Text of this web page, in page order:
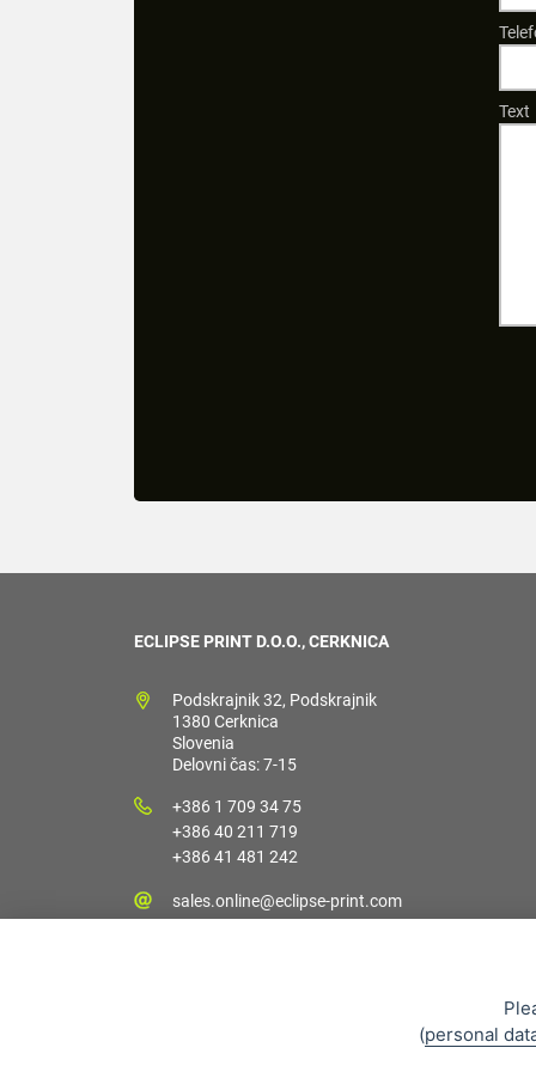
Text
ECLIPSE PRINT D.O.O., CERKNICA
Podskrajnik 32, Podskrajnik
1380 Cerknica
Slovenia
Delovni čas: 7-15
+386 1 709 34 75
+386 40 211 719
+386 41 481 242
sales.online@eclipse-print.com
(personal